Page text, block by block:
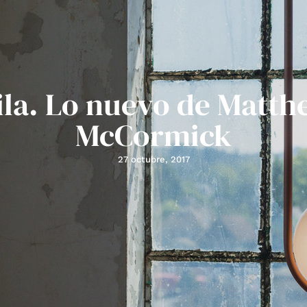
Lo nuevo de
McCormick
27 octubre, 2017